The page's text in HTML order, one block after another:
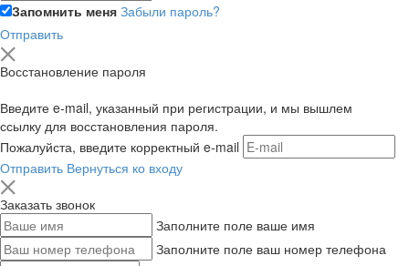
Запомнить меня Забыли пароль?
Отправить
Восстановление пароля
Введите e-mail, указанный при регистрации, и мы вышлем
ссылку для восстановления пароля.
Пожалуйста, введите корректный e-mail
Отправить Вернуться ко входу
Заказать звонок
Заполните поле ваше имя
Заполните поле ваш номер телефона